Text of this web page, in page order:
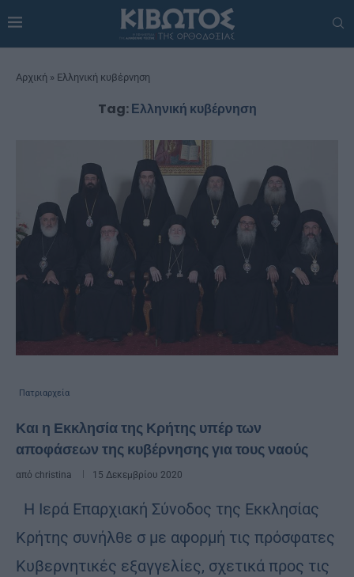
Αρχική » Ελληνική κυβέρνηση
Tag:Ελληνική κυβέρνηση
Πατριαρχεία
Και η Εκκλησία της Κρήτης υπέρ των
αποφάσεων της κυβέρνησης για τους ναούς
από christina 15 Δεκεμβρίου 2020
Η Ιερά Επαρχιακή Σύνοδος της Εκκλησίας
Κρήτης συνήλθε σ με αφορμή τις πρόσφατες
Κυβερνητικές εξαγγελίες, σχετικά προς τις